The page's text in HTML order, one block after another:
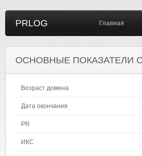
PRLOG Главная
ОСНОВНЫЕ ПОКАЗАТЕЛИ
Возраст домена
Дата окончания
PR
ИКС